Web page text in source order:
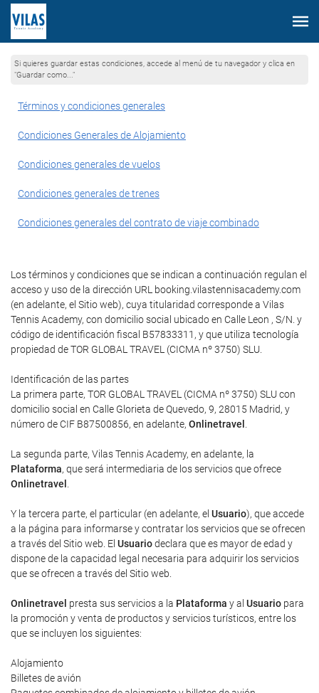
Si quieres guardar estas condiciones, accede al menú de tu navegador y clica en
"Guardar como..."
Términos y condiciones generales
Condiciones Generales de Alojamiento
Condiciones generales de vuelos
Condiciones generales de trenes
Condiciones generales del contrato de viaje combinado
Los términos y condiciones que se indican a continuación regulan el
acceso y uso de la dirección URL booking.vilastennisacademy.com
(en adelante, el Sitio web), cuya titularidad corresponde a Vilas
Tennis Academy, con domicilio social ubicado en Calle Leon , S/N. y
código de identificación fiscal B57833311, y que utiliza tecnología
propiedad de TOR GLOBAL TRAVEL (CICMA nº 3750) SLU.
Identificación de las partes
La primera parte, TOR GLOBAL TRAVEL (CICMA nº 3750) SLU con
domicilio social en Calle Glorieta de Quevedo, 9, 28015 Madrid, y
número de CIF B87500856, en adelante, Onlinetravel
La segunda parte, Vilas Tennis Academy, en adelante, la
Plataforma, que será intermediaria de los servicios que ofrece
Onlinetravel
Y la tercera parte, el particular (en adelante, el Usuario), que accede
a la página para informarse y contratar los servicios que se ofrecen
a través del Sitio web. El Usuariodeclara que es mayor de edad y
dispone de la capacidad legal necesaria para adquirir los servicios
que se ofrecen a través del Sitio web.
Onlinetravel presta sus servicios a la Plataforma y al Usuario para
la promoción y venta de productos y servicios turísticos, entre los
que se incluyen los siguientes:
Alojamiento
Billetes de avión